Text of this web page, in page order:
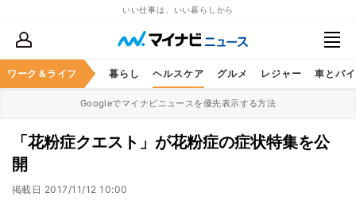
いい仕事は、いい暮らしから
ワーク＆ライフ
ススキル マネー 暮らし ヘルスケア グルメ レジャー 車とバ
Googleでマイナビニュースを優先表示する方法
「花粉症クエスト」が花粉症の症状特集を公
開
掲載日 2017/11/12 10:00